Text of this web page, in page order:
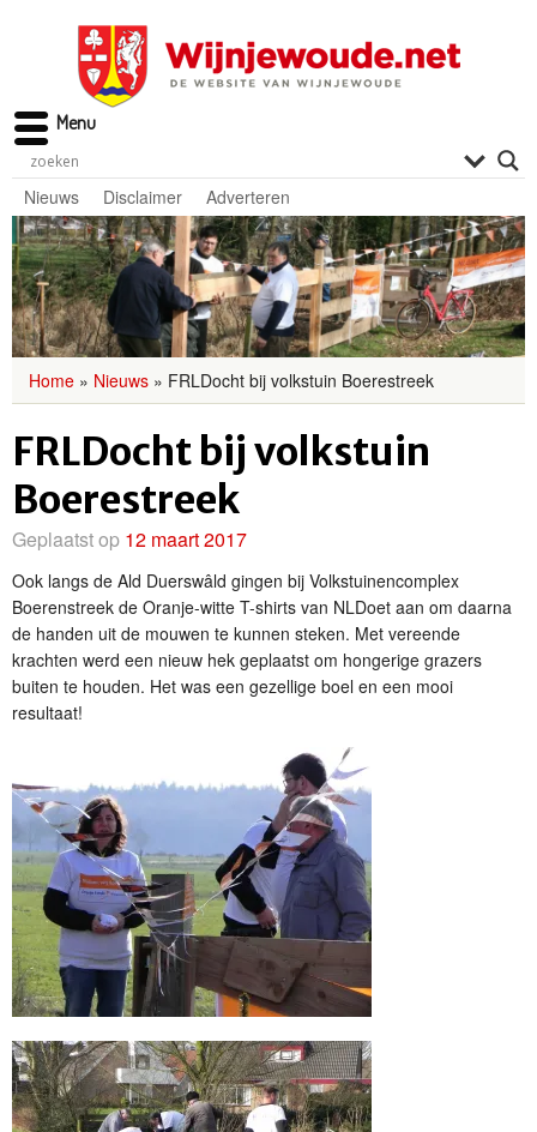
Nieuws Disclaimer Adverteren
Home » Nieuws » FRLDocht bij volkstuin Boerestreek
FRLDocht bij volkstuin
Boerestreek
Geplaatst op 12 maart 2017
Ook langs de Ald Duerswâld gingen bij Volkstuinencomplex
Boerenstreek de Oranje-witte T-shirts van NLDoet aan om daarna
de handen uit de mouwen te kunnen steken. Met vereende
krachten werd een nieuw hek geplaatst om hongerige grazers
buiten te houden. Het was een gezellige boel en een mooi
resultaat!
Menu